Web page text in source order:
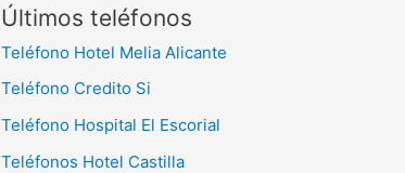
Últimos teléfonos
Teléfono Hotel Melia Alicante
Teléfono Credito Si
Teléfono Hospital El Escorial
Teléfonos Hotel Castilla